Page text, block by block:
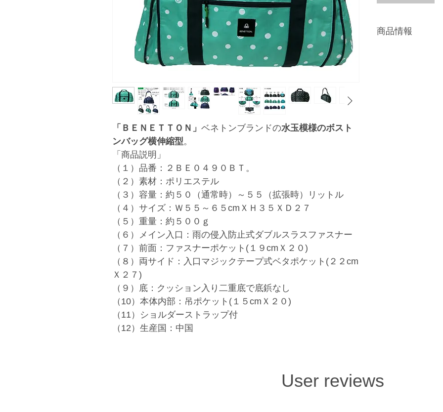
「ＢＥＮＥＴＴＯＮ」 ベネトンブランドの水玉模様のボスト
ンバッグ横伸縮型。
「商品説明」
（１）品番：２ＢＥ０４９０ＢＴ。
（２）素材：ポリエステル
（３）容量：約５０（通常時）～５５（拡張時）リットル
（４）サイズ：Ｗ５５～６５cmＸＨ３５ＸＤ２７
（５）重量：約５００ｇ
（６）メイン入口：雨の侵入防止式ダブルスラスファスナー
（７）前面：ファスナーポケット(１９cmＸ２０)
（８）両サイド：入口マジックテープ式ベタポケット(２２cm
Ｘ２７)
（９）底：クッション入り二重底で底鋲なし
（10）本体内部：吊ポケット(１５cmＸ２０)
（11）ショルダーストラップ付
（12）生産国：中国
商品情報
User reviews